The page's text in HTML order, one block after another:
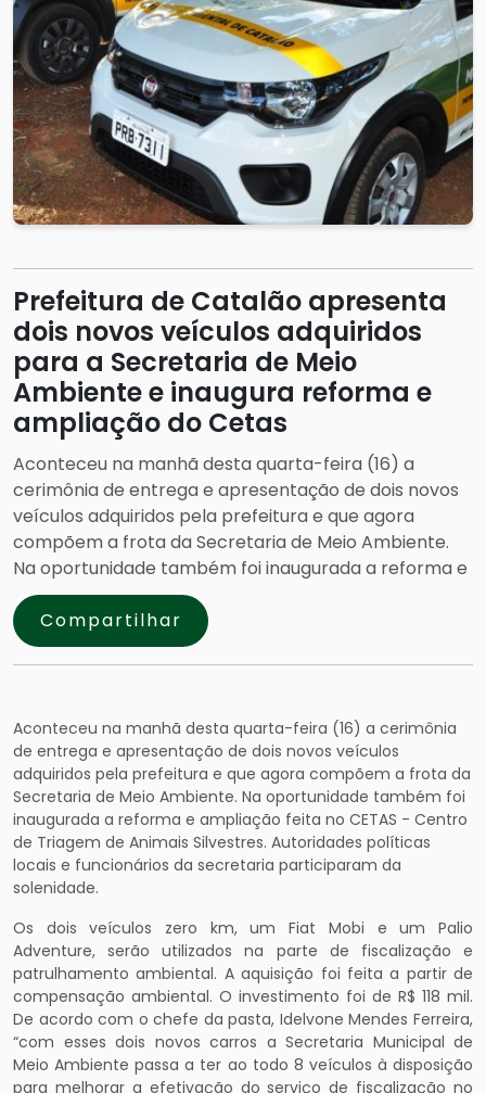
Prefeitura de Catalão apresenta
dois novos veículos adquiridos
para a Secretaria de Meio
Ambiente e inaugura reforma e
ampliação do Cetas
Aconteceu na manhã desta quarta-feira (16) a
cerimônia de entrega e apresentação de dois novos
veículos adquiridos pela prefeitura e que agora
compõem a frota da Secretaria de Meio Ambiente.
Na oportunidade também foi inaugurada a reforma e
Compartilhar
Aconteceu na manhã desta quarta-feira (16) a cerimônia
de entrega e apresentação de dois novos veículos
adquiridos pela prefeitura e que agora compõem a frota da
Secretaria de Meio Ambiente. Na oportunidade também foi
inaugurada a reforma e ampliação feita no CETAS - Centro
de Triagem de Animais Silvestres. Autoridades políticas
locais e funcionários da secretaria participaram da
solenidade.
Os dois veículos zero km, um Fiat Mobi e um Palio
Adventure, serão utilizados na parte de fiscalização e
patrulhamento ambiental. A aquisição foi feita a partir de
compensação ambiental. O investimento foi de R$ 118 mil.
De acordo com o chefe da pasta, Idelvone Mendes Ferreira,
“com esses dois novos carros a Secretaria Municipal de
Meio Ambiente passa a ter ao todo 8 veículos à disposição
para melhorar a efetivação do serviço de fiscalização no